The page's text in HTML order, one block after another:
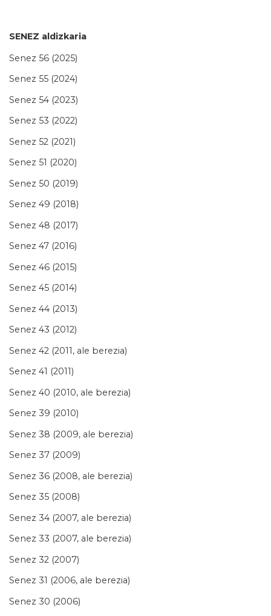
SENEZ aldizkaria
Senez 56 (2025)
Senez 55 (2024)
Senez 54 (2023)
Senez 53 (2022)
Senez 52 (2021)
Senez 51 (2020)
Senez 50 (2019)
Senez 49 (2018)
Senez 48 (2017)
Senez 47 (2016)
Senez 46 (2015)
Senez 45 (2014)
Senez 44 (2013)
Senez 43 (2012)
Senez 42 (2011, ale berezia)
Senez 41 (2011)
Senez 40 (2010, ale berezia)
Senez 39 (2010)
Senez 38 (2009, ale berezia)
Senez 37 (2009)
Senez 36 (2008, ale berezia)
Senez 35 (2008)
Senez 34 (2007, ale berezia)
Senez 33 (2007, ale berezia)
Senez 32 (2007)
Senez 31 (2006, ale berezia)
Senez 30 (2006)